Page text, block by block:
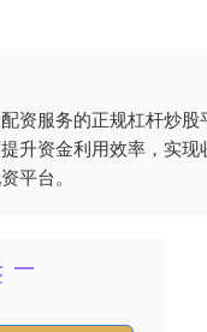
资服务的正规杠杆炒
升资金利用效率，实
平台。